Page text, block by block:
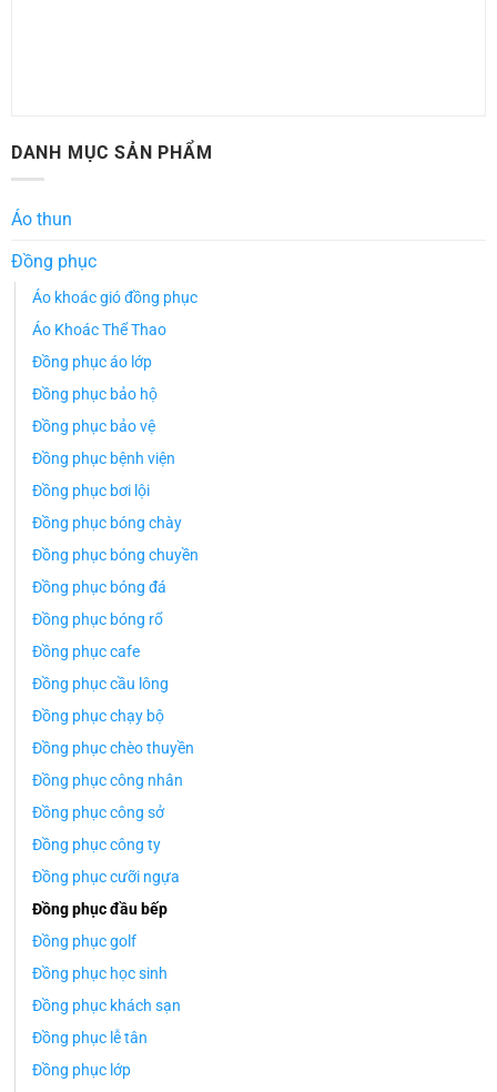
DANH MỤC SẢN PHẨM
Áo thun
Đồng phục
Áo khoác gió đồng phục
Áo Khoác Thể Thao
Đồng phục áo lớp
Đồng phục bảo hộ
Đồng phục bảo vệ
Đồng phục bệnh viện
Đồng phục bơi lội
Đồng phục bóng chày
Đồng phục bóng chuyền
Đồng phục bóng đá
Đồng phục bóng rổ
Đồng phục cafe
Đồng phục cầu lông
Đồng phục chạy bộ
Đồng phục chèo thuyền
Đồng phục công nhân
Đồng phục công sở
Đồng phục công ty
Đồng phục cưỡi ngựa
Đồng phục đầu bếp
Đồng phục golf
Đồng phục học sinh
Đồng phục khách sạn
Đồng phục lễ tân
Đồng phục lớp